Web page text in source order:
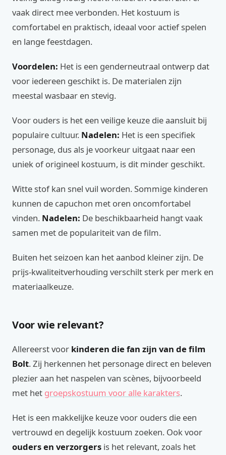
vaak direct mee verbonden. Het kostuum is
comfortabel en praktisch, ideaal voor actief spelen
en lange feestdagen.
Voordelen: Het is een genderneutraal ontwerp dat
voor iedereen geschikt is. De materialen zijn
meestal wasbaar en stevig.
Voor ouders is het een veilige keuze die aansluit bij
populaire cultuur. Nadelen: Het is een specifiek
personage, dus als je voorkeur uitgaat naar een
uniek of origineel kostuum, is dit minder geschikt.
Witte stof kan snel vuil worden. Sommige kinderen
kunnen de capuchon met oren oncomfortabel
vinden. Nadelen: De beschikbaarheid hangt vaak
samen met de populariteit van de film.
Buiten het seizoen kan het aanbod kleiner zijn. De
prijs-kwaliteitverhouding verschilt sterk per merk en
materiaalkeuze.
Voor wie relevant?
Allereerst voor kinderen die fan zijn van de film
Bolt. Zij herkennen het personage direct en beleven
plezier aan het naspelen van scènes, bijvoorbeeld
met het groepskostuum voor alle karakters.
Het is een makkelijke keuze voor ouders die een
vertrouwd en degelijk kostuum zoeken. Ook voor
ouders en verzorgers is het relevant, zoals het